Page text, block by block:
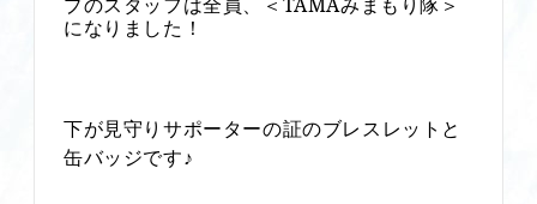
＜
になりました！
下が見守りサポーターの証のブレスレットと
缶バッジです♪